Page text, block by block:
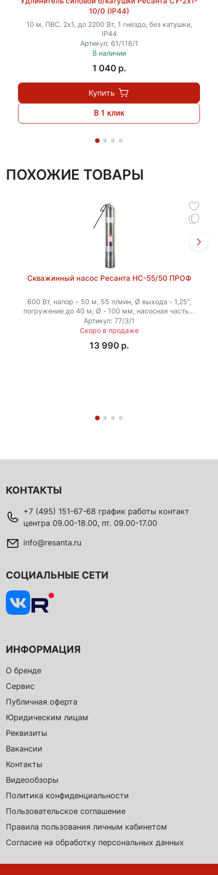
10/0 (IP44)
10 м, ПВС, 2х1, до 2200 Вт, 1 гнездо, без катушки,
IP44
Артикул: 61/118/1
В наличии
1 040 p.
Купить
В 1 клик
ПОХОЖИЕ ТОВАРЫ
Скважинный насос Ресанта НС-55/50 ПРОФ
600 Вт, напор – 50 м, 55 л/мин, Ø выхода - 1,25”,
погружение до 40 м, Ø - 100 мм, насосная часть...
Артикул: 77/3/1
Скоро в продаже
13 990 p.
КОНТАКТЫ
+7 (495) 151-67-68 график работы контакт
центра 09.00-18.00, пт. 09.00-17.00
info@resanta.ru
ИНФОРМАЦИЯ
О бренде
Сервис
Публичная оферта
Юридическим лицам
Реквизиты
Вакансии
Контакты
Видеообзоры
Политика конфиденциальности
Пользовательское соглашение
Правила пользования личным кабинетом
Согласие на обработку персональных данных
СОЦИАЛЬНЫЕ СЕТИ